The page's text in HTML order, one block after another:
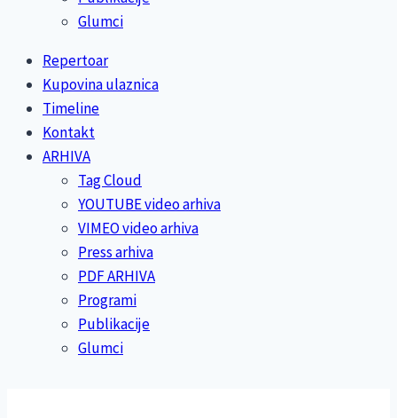
Glumci
Repertoar
Kupovina ulaznica
Timeline
Kontakt
ARHIVA
Tag Cloud
YOUTUBE video arhiva
VIMEO video arhiva
Press arhiva
PDF ARHIVA
Programi
Publikacije
Glumci